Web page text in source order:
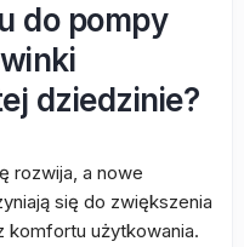
do pompy
dziedzinie?
rozwija, a nowe
się do zwiększenia
użytkowania.